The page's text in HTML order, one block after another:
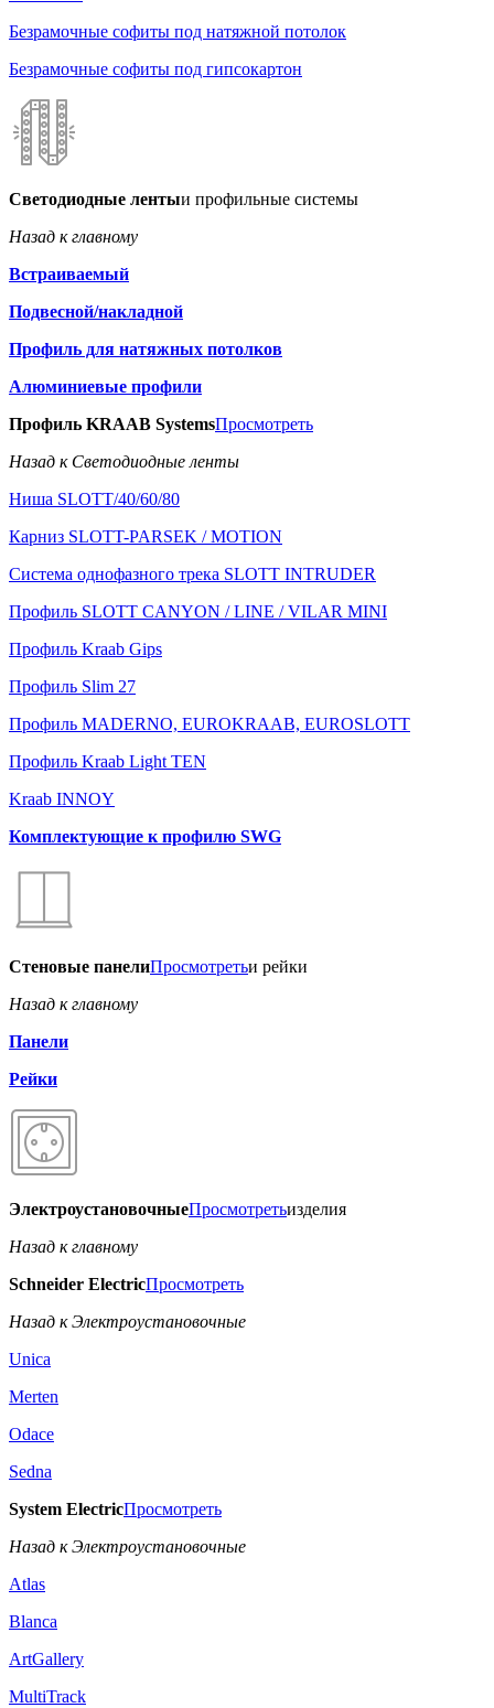
Безрамочные софиты под натяжной потолок
Безрамочные софиты под гипсокартон
Светодиодные лентыи профильные системы
Назад к главному
Встраиваемый
Подвесной/накладной
Профиль для натяжных потолков
Алюминиевые профили
Профиль KRAAB SystemsПросмотреть
Назад к Светодиодные ленты
Ниша SLOTT/40/60/80
Карниз SLOTT-PARSEK / MOTION
Система однофазного трека SLOTT INTRUDER
Профиль SLOTT CANYON / LINE / VILAR MINI
Профиль Kraab Gips
Профиль Slim 27
Профиль MADERNO, EUROKRAAB, EUROSLOTT
Профиль Kraab Light TEN
Kraab INNOY
Комплектующие к профилю SWG
Стеновые панелиПросмотретьи рейки
Назад к главному
Панели
Рейки
ЭлектроустановочныеПросмотретьизделия
Назад к главному
Schneider ElectricПросмотреть
Назад к Электроустановочные
Unica
Merten
Odace
Sedna
System ElectricПросмотреть
Назад к Электроустановочные
Atlas
Blanca
ArtGallery
MultiTrack